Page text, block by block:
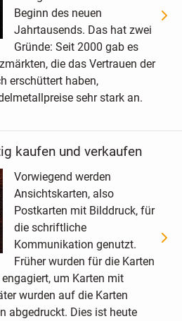
Beginn des neuen
Jahrtausends. Das hat zwei
Gründe: Seit 2000 gab es
die das Vertrauen der
erschüttert haben,
sehr stark an.
kaufen und verkaufen
Vorwiegend werden
Ansichtskarten, also
Postkarten mit Bilddruck, für
die schriftliche
Kommunikation genutzt.
Früher wurden für die Karten
um Karten mit
wurden auf die Karten
abgedruckt. Dies ist heute